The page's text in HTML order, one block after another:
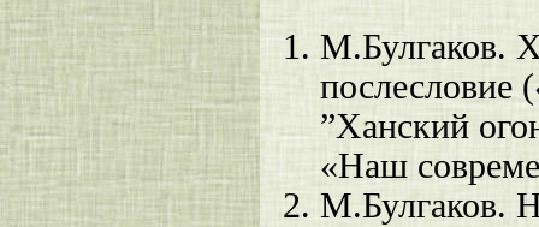
М.Булгаков.
послесловие
”Ханский
«Наш
М.Булгаков.